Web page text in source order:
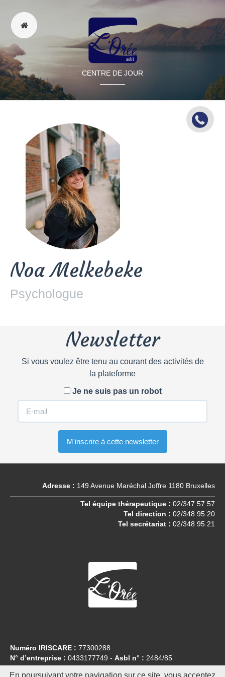
En poursuivant votre navigation sur ce site, vous acceptez
CENTRE DE JOUR
Noa Melkebeke
Psychologue
Newsletter
Si vous voulez être tenu au courant des activités de
la plateforme
Je ne suis pas un robot
Adresse : 149 Avenue Maréchal Joffre 1180 Bruxelles
Tel équipe thérapeutique : 02/347 57 57
Tel direction : 02/348 95 20
Tel secrétariat : 02/348 95 21
Numéro IRISCARE : 77300288
N° d’entreprise : 0433177749 - Asbl n° : 2484/85